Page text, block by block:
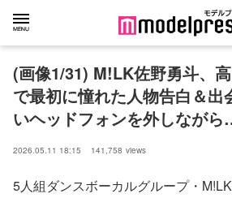
(画像1/31) M!LK佐野勇斗、
で最初に憧れた人物告白＆出
いヘッドフォンを外しながら
2026.05.11 18:15 141,758 views
5人組ダンスボーカルグループ・